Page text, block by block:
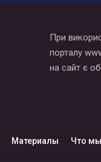
При
порталу
на сайт є
Материалы Что